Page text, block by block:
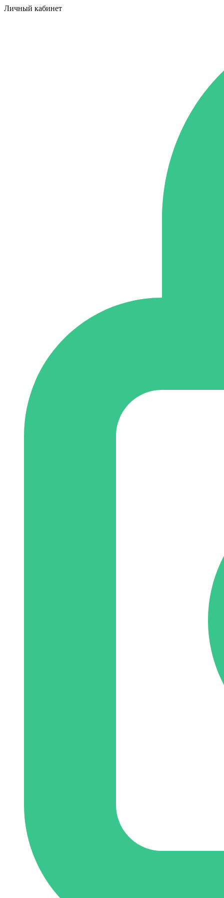
Личный кабинет